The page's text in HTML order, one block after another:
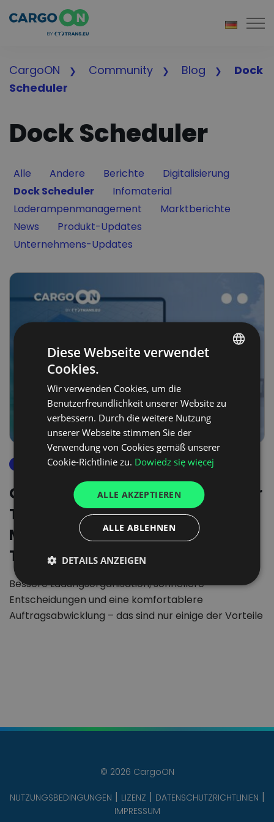
CargoON Community Blog
Dock
Scheduler
Dock Scheduler
Filter by
Alle Filter by
Andere Filter by
Berichte Filter by
Digitalisierung
Filter by
Dock Scheduler Filter by
Infomaterial
Filter by
Laderampenmanagement Filter by
Marktberichte
Filter by
News Filter by
Produkt-Updates
Filter by
Unternehmens-Updates
dock scheduler
Goodloading-Integration mit der
Trans.eu-Plattform: neue
Möglichkeiten für Nutzer in der
Transportbranche
Bessere Ladungsorganisation, schnellere
Entscheidungen und eine komfortablere
Auftragsabwicklung – das sind nur einige der Vorteile
© 2026 CargoON
NUTZUNGSBEDINGUNGEN LIZENZ
DATENSCHUTZRICHTLINIEN
IMPRESSUM
SPANISH
FRENCH
Diese Webseite verwendet
Cookies.
Wir verwenden Cookies, um die
Benutzerfreundlichkeit unserer Website zu
verbessern. Durch die weitere Nutzung
unserer Webseite stimmen Sie der
Verwendung von Cookies gemäß unserer
Cookie-Richtlinie zu. Dowiedz się więcej
ALLE AKZEPTIEREN
ALLE ABLEHNEN
DETAILS ANZEIGEN